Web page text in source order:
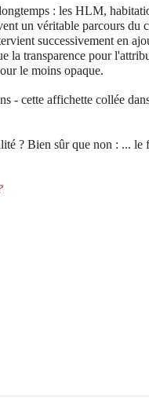
: les HLM,
un véritable parcours du
successivement en
la transparence pour
le moins opaque.
- cette affichette collée
? Bien sûr que non : ... le